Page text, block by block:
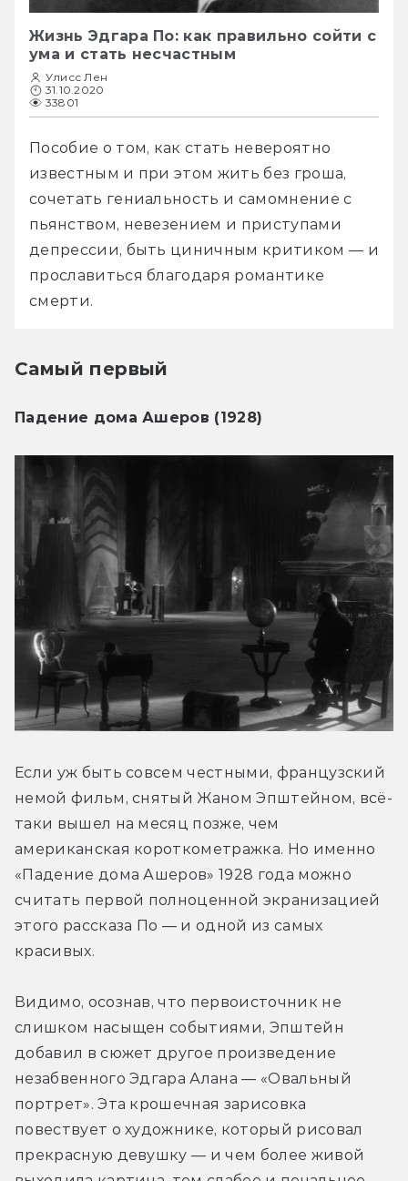
Жизнь Эдгара По: как правильно сойти с
ума и стать несчастным
Улисс Лен
31.10.2020
33801
Пособие о том, как стать невероятно
известным и при этом жить без гроша,
сочетать гениальность и самомнение с
пьянством, невезением и приступами
депрессии, быть циничным критиком — и
прославиться благодаря романтике
смерти.
Самый первый
Падение дома Ашеров (1928)
Если уж быть совсем честными, французский
немой фильм, снятый Жаном Эпштейном, всё-
таки вышел на месяц позже, чем
американская короткометражка. Но именно
«Падение дома Ашеров» 1928 года можно
считать первой полноценной экранизацией
этого рассказа По — и одной из самых
красивых.
Видимо, осознав, что первоисточник не
слишком насыщен событиями, Эпштейн
добавил в сюжет другое произведение
незабвенного Эдгара Алана — «Овальный
портрет». Эта крошечная зарисовка
повествует о художнике, который рисовал
прекрасную девушку — и чем более живой